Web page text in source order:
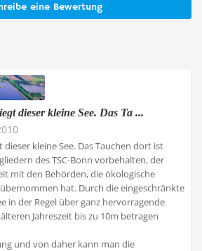
eine Bewertung
dieser kleine See. Das Ta ...
kleine See. Das Tauchen dort ist
des TSC-Bonn vorbehalten, der
mit den Behörden, die ökologische
hat. Durch die eingeschränkte
in der Regel über ganz hervorragende
Jahreszeit bis zu 10m betragen
und von daher kann man die